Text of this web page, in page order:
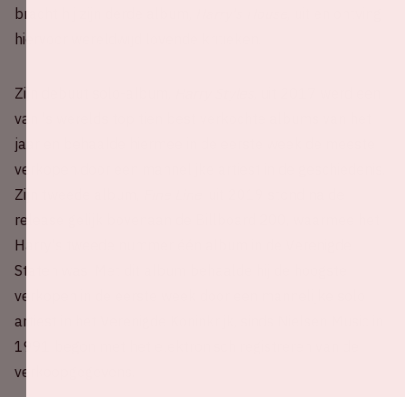
bracht hij zijn derde album,
hiervoor wereldwijd lovende kritieken.
Zijn debuut solo-album,
van 's werelds top tien best verkochte albums van het
jaar en behaalde hiermee in de eerste week de meeste
verkopen door een mannelijke artiest in de geschiedenis.
Zijn tweede album,
release gelijk bovenaan de Billboard 200, waarmee het
Harry's tweede nummer één album in de Verenigde
Staten was. Met dit album behaalde hij de hoogste
verkopen in de eerste week door een mannelijke solo
artiest in het Verenigde Koninkrijk, sinds Nielsen Music in
1991 begon met het elektronisch registreren van de
verkoopgegevens.